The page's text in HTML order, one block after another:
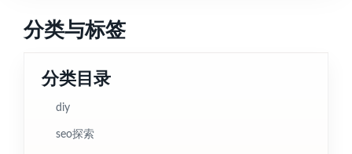
分类与标签
分类目录
diy
seo探索